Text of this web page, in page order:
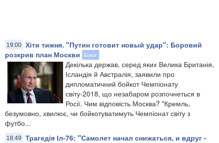
19:00 Хіти тижня. "Путин готовит новый удар": Боровий
розкрив план Москви
Блог
​Декілька держав, серед яких Велика Британія,
Ісландія й Австралія, заявили про
дипломатичний бойкот Чемпіонату
світу-2018, що незабаром розпочнеться в
Росії. Чим відповість Москва? "Кремль,
безумовно, хвилює, чи бойкотуватимуть Чемпіонат світу з
футбо...
18:49
Трагедія Іл-76: "Самолет начал снижаться, и вдруг -